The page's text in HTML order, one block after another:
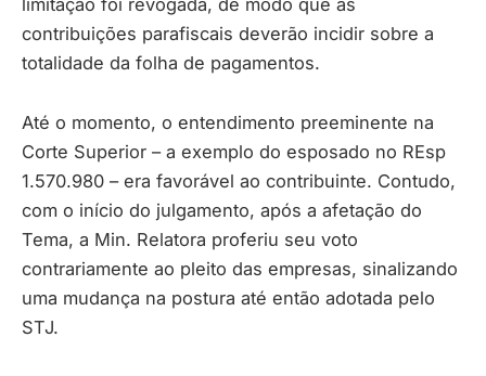
contribuições parafiscais deverão incidir sobre a
totalidade da folha de pagamentos.
Até o momento, o entendimento preeminente na
Corte Superior – a exemplo do esposado no REsp
1.570.980 – era favorável ao contribuinte. Contudo,
com o início do julgamento, após a afetação do
Tema, a Min. Relatora proferiu seu voto
contrariamente ao pleito das empresas, sinalizando
uma mudança na postura até então adotada pelo
STJ.